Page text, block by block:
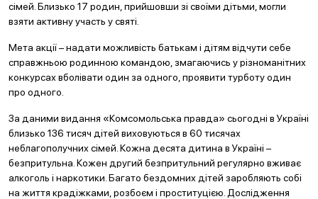
сімей. Близько 17 родин, прийшовши зі своїми дітьми, могли
взяти активну участь у святі.
Мета акції – надати можливість батькам і дітям відчути себе
справжньою родинною командою, змагаючись у різноманітних
конкурсах вболівати один за одного, проявити турботу один
про одного.
За даними видання «Комсомольська правда» сьогодні в Україні
близько 136 тисяч дітей виховуються в 60 тисячах
неблагополучних сімей. Кожна десята дитина в Україні –
безпритульна. Кожен другий безпритульний регулярно вживає
алкоголь і наркотики. Багато бездомних дітей заробляють собі
на життя крадіжками, розбоєм і проституцією. Дослідження